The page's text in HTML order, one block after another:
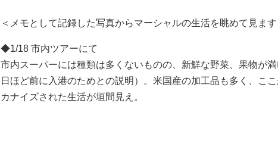
＜メモとして記録した写真からマーシャルの生活を眺めて見ます
◆1/18 市内ツアーにて
市内スーパーには種類は多くないものの、新鮮な野菜、果物が
日ほど前に入港のためとの説明）。米国産の加工品も多く、ここ
カナイズされた生活が垣間見え。